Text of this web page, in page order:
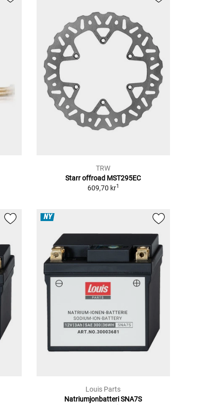
TRW
Starr offroad MST295EC
609,70 kr1
NY
Louis Parts
Natriumjonbatteri SNA7S